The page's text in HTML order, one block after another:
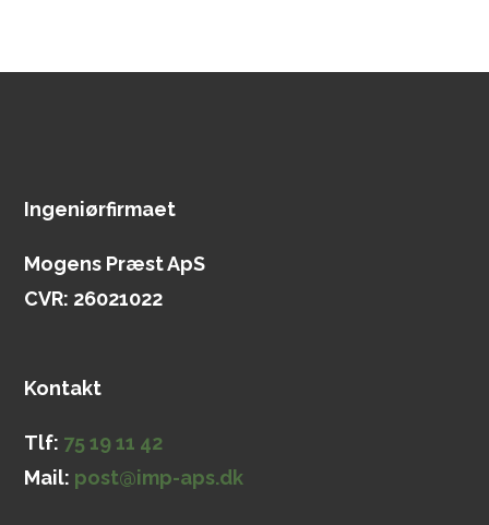
Ingeniørfirmaet
Mogens Præst ApS
CVR: 26021022
Kontakt
Tlf: 75 19 11 42
Mail: post@imp-aps.dk